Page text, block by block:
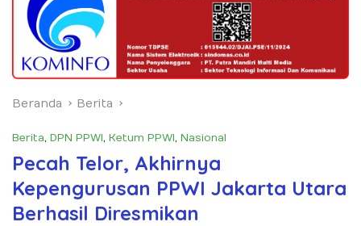
Beranda Berita
Berita, DPN PPWI, Ketum PPWI, Nasional
Pecah Telor, Akhirnya
Kepengurusan PPWI Jakarta Utara
Berhasil Diresmikan